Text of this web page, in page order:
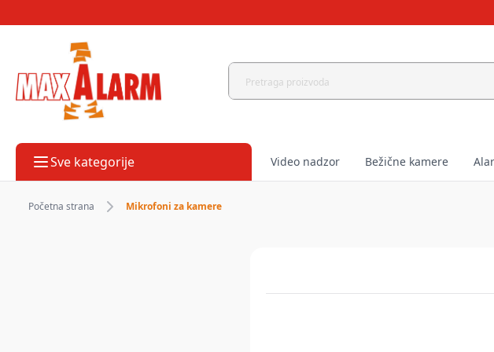
Sve kategorije Video nadzor Bežične kamere
Početna strana Mikrofoni za kamere